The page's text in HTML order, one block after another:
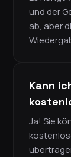
und der
ab, aber
Kann
Ja! Sie